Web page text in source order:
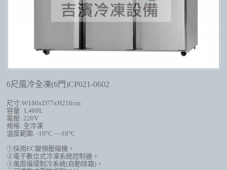
6尺風冷全凍(6門)CP021-0602
尺寸:W180xD77xH216cm
容量: 1,469L
電壓: 220V
規格: 全冷凍
溫度範圍 : -10°C ~ -18°C
①採用EC變頻壓縮機 。
②電子數位式冷凍系統控制器。
③風扇循環制冷系統(自動除霜) 。